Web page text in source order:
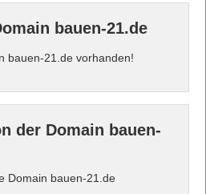
bauen-21.de
bauen-21.de vorhanden!
der Domain bauen-
Domain bauen-21.de